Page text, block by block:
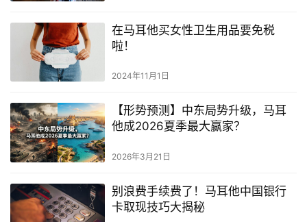
在马耳他买女性卫生用品要免税
啦！
2024年11月1日
【形势预测】中东局势升级，马耳
他成2026夏季最大赢家？
2026年3月21日
别浪费手续费了！马耳他中国银行
卡取现技巧大揭秘